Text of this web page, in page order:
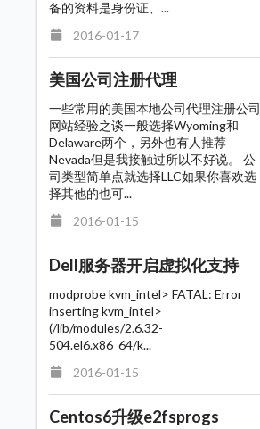
备的资料是身份证、...
2016-01-17
美国公司注册代理
一些常用的美国本地公司代理注册公司
网站经验之谈一般选择Wyoming和
Delaware两个，另外也有人推荐
Nevada但是我接触过所以不好说。 公
司类型简单点就选择LLC如果你喜欢选
择其他的也可...
2016-01-15
Dell服务器开启虚拟化支持
modprobe kvm_intel> FATAL: Error
inserting kvm_intel>
(/lib/modules/2.6.32-
504.el6.x86_64/k...
2016-01-15
Centos6升级e2fsprogs